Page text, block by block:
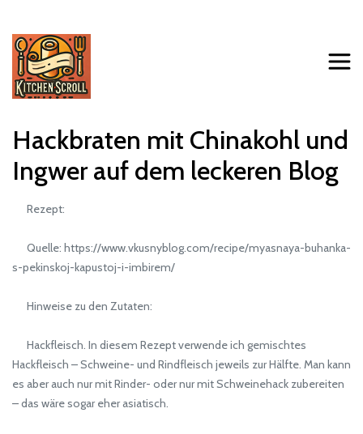
Hackbraten mit Chinakohl und
Ingwer auf dem leckeren Blog
Rezept:
Quelle: https://www.vkusnyblog.com/recipe/myasnaya-buhanka-
s-pekinskoj-kapustoj-i-imbirem/
Hinweise zu den Zutaten:
Hackfleisch. In diesem Rezept verwende ich gemischtes
Hackfleisch – Schweine- und Rindfleisch jeweils zur Hälfte. Man kann
es aber auch nur mit Rinder- oder nur mit Schweinehack zubereiten
– das wäre sogar eher asiatisch.